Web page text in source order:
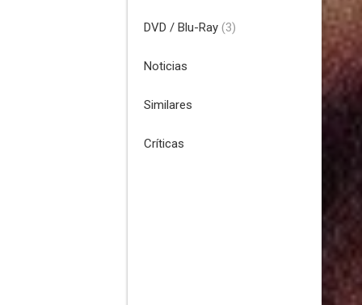
DVD / Blu-Ray (3)
Noticias
Similares
Críticas